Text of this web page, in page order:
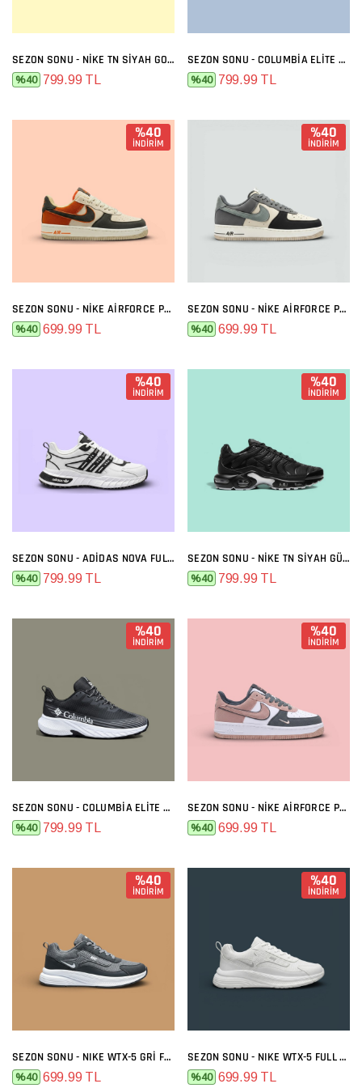
SEZON SONU - NIKE TN SIYAH GOLD
%40 799.99 TL
SEZON SONU - COLUMBIA ELITE SIYAH FÜME
%40 799.99 TL
%40
İNDİRİM
SEZON SONU - NIKE AIRFORCE PREMIUM BEJ FÜME TURUNCU
%40 699.99 TL
%40
İNDİRİM
SEZON SONU - NIKE AIRFORCE PREMIUM BEJ FÜME
%40 699.99 TL
%40
İNDİRİM
SEZON SONU - ADIDAS NOVA FULL BEYAZ
%40 799.99 TL
%40
İNDİRİM
SEZON SONU - NIKE TN SIYAH GÜMÜŞ
%40 799.99 TL
%40
İNDİRİM
SEZON SONU - COLUMBIA ELITE SIYAH BEYAZ
%40 799.99 TL
%40
İNDİRİM
SEZON SONU - NIKE AIRFORCE PREMIUM GRI MELO
%40 699.99 TL
%40
İNDİRİM
SEZON SONU - NIKE WTX-5 GRI FÜME
%40 699.99 TL
%40
İNDİRİM
SEZON SONU - NIKE WTX-5 FULL BEYAZ
%40 699.99 TL